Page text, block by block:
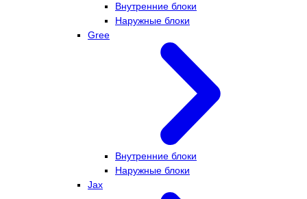
Внутренние блоки
Наружные блоки
Gree
Внутренние блоки
Наружные блоки
Jax